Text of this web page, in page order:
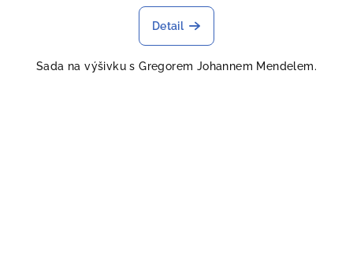
Detail
Sada na výšivku s Gregorem Johannem Mendelem.